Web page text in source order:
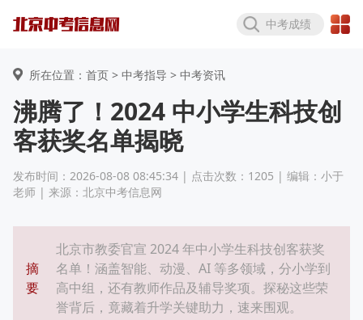
中考成绩
所在位置：首页 > 中考指导 > 中考资讯
沸腾了！2024 中小学生科技创
客获奖名单揭晓
发布时间：2026-08-08 08:45:34 | 点击次数：1205 | 编辑：小于
老师 | 来源：北京中考信息网
摘
要
北京市教委官宣 2024 年中小学生科技创客获奖
名单！涵盖智能、动漫、AI 等多领域，分小学到
高中组，还有教师作品及辅导奖项。探秘这些荣
誉背后，竟藏着升学关键助力，速来围观。